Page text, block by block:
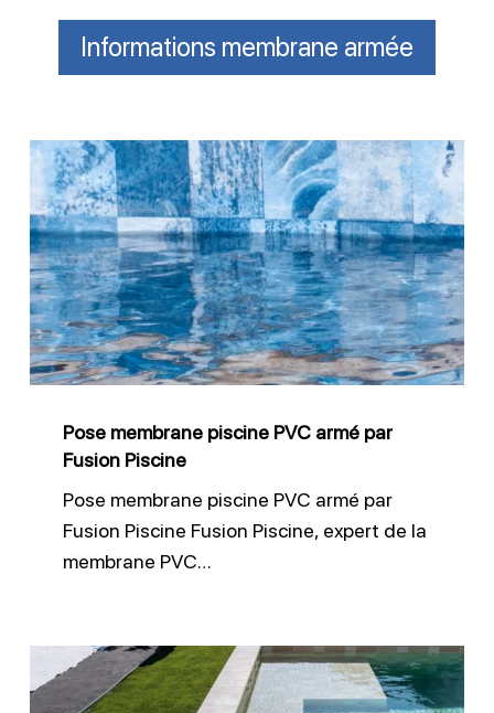
Informations membrane armée
Pose
membrane
piscine
PVC
armé
par
Fusion
Pose membrane piscine PVC armé par
Fusion Piscine
Pose membrane piscine PVC armé par
Fusion Piscine Fusion Piscine, expert de la
membrane PVC…
Entretien
liner